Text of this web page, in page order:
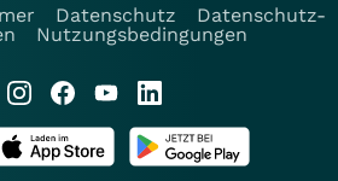
Datenschutz
Datenschutz-
Nutzungsbedingungen